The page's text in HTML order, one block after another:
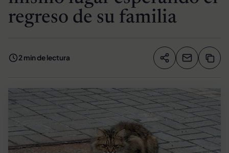
regreso de su familia
2 min de lectura Compartir